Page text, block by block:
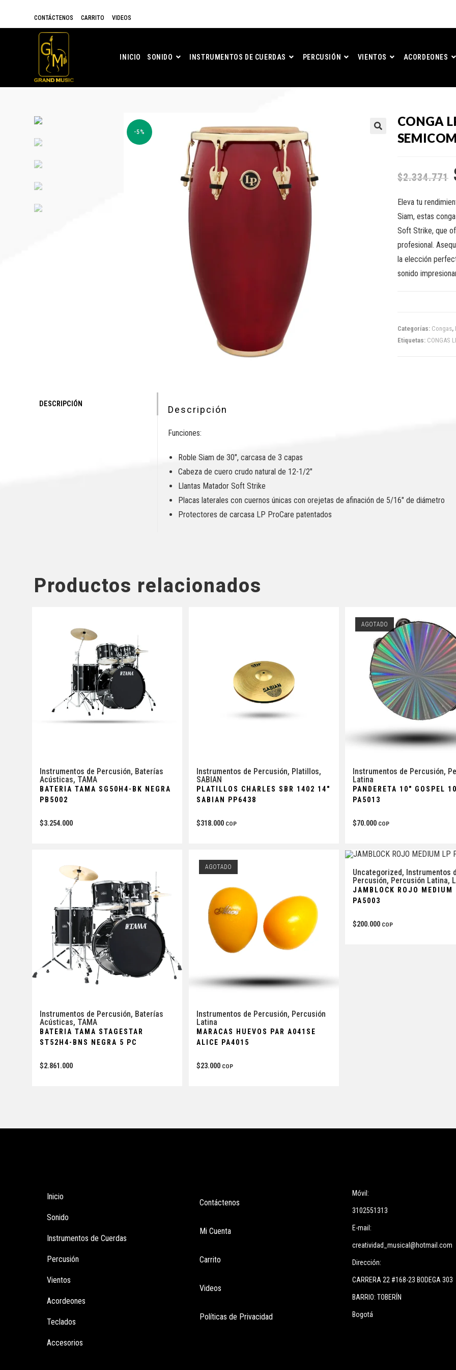
CONTÁCTENOS CARRITO VIDEOS
INICIO SONIDO INSTRUMENTOS DE CUERDAS PERCUSIÓN VIENTOS ACORDEONES
-5%
CONGA
$2.334.771
Eleva tu
Siam, estas
Soft Strike, que
profesional.
la elección
sonido
Categorías: Congas,
Etiquetas: CONGAS
DESCRIPCIÓN
Descripción
Funciones:
Roble Siam de 30″, carcasa de 3 capas
Cabeza de cuero crudo natural de 12-1/2″
Llantas Matador Soft Strike
Placas laterales con cuernos únicas con orejetas de afinación de 5/16″ de diámetro
Protectores de carcasa LP ProCare patentados
Productos relacionados
Instrumentos de Percusión, Baterías
Acústicas, TAMA
BATERIA TAMA SG50H4-BK NEGRA
PB5002
$3.254.000
Instrumentos de Percusión, Platillos,
SABIAN
PLATILLOS CHARLES SBR 1402 14″
SABIAN PP6438
$318.000 COP
AGOTADO
Instrumentos de Percusión,
Latina
PANDERETA 10″ GOSPEL
PA5013
$70.000 COP
Instrumentos de Percusión, Baterías
Acústicas, TAMA
BATERIA TAMA STAGESTAR
ST52H4-BNS NEGRA 5 PC
$2.861.000
AGOTADO
Instrumentos de Percusión, Percusión
Latina
MARACAS HUEVOS PAR A041SE
ALICE PA4015
$23.000 COP
Uncategorized, Instrumentos
Percusión, Percusión Latina,
JAMBLOCK ROJO MEDIUM
PA5003
$200.000 COP
Inicio
Sonido
Instrumentos de Cuerdas
Percusión
Vientos
Acordeones
Teclados
Accesorios
Contáctenos
Mi Cuenta
Carrito
Videos
Políticas de Privacidad
Móvil:
3102551313
E-mail:
creatividad_musical@hotmail.com
Dirección:
CARRERA 22 #168-23 BODEGA 303
BARRIO: TOBERÍN
Bogotá